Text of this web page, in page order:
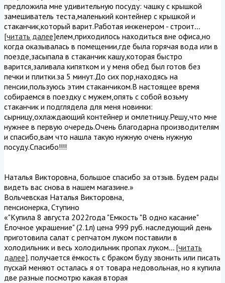
предложила мне удивительную посуду: чашку с крышкой
замешиватель теста,маленький контейнер с крышкой и
стаканчик,который варит.Работая инженером - строит...
[читать далее]елем,приходилось находиться вне офиса,но
когда оказывалась в помещении,где была горячая вода или в
поезде,засыпала в стаканчик кашу,которая быстро
варится,заливала кипятком и у меня обед был готов без
печки и плитки.за 5 минут.До сих пор,находясь на
пенсии,пользуюсь этим стаканчиком.В настоящее время
собираемся в поездку с мужем,опять с собой возьму
стаканчик и подглядела для меня новинки:
сырницу,охлаждающий контейнер и омлетницу.Решу,что мне
нужнее в первую очередь.Очень благодарна производителям
и спасибо,вам что нашла такую нужную очень нужную
посуду.Спасибо!!!!
Наталья Викторовна, большое спасибо за отзыв. Будем рады
видеть вас снова в нашем магазине.»
Вольчевская Наталья Викторовна,
пенсионерка, Ступино
«"Купила 8 августа 2022года "Емкость "В одно касание"
Ёлочное украшение" (2.1л) цена 999 руб. наследующий день
приготовила салат с репчатом луком поставили в
холодильник и весь холодильник пропах луком... [читать
далее]. получается ёмкость с браком буду звонить или писать
пускай меняют осталась я от товара недовольная, но я купила
две разные посмотрю какая вторая